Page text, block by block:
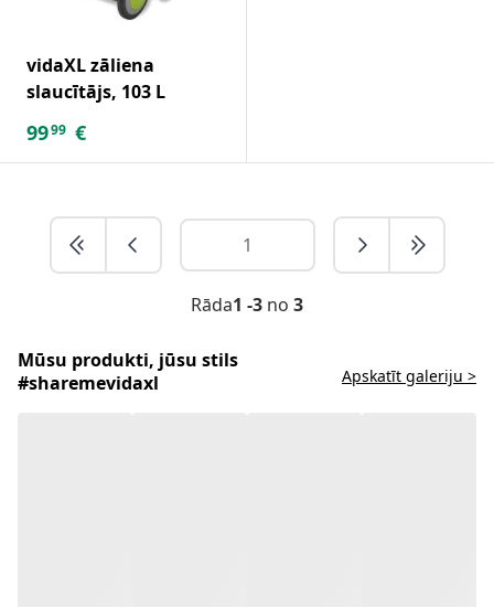
vidaXL zāliena
slaucītājs, 103 L
9999 €
Rāda1 -3 no 3
Mūsu produkti, jūsu stils
#sharemevidaxl
Apskatīt galeriju >